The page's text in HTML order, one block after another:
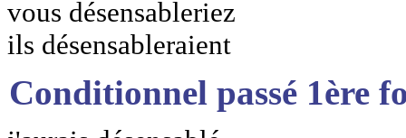
vous désensableriez
ils désensableraient
Conditionnel passé 1ère